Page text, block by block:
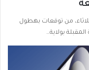
من توقعات بهطول
بولاية…